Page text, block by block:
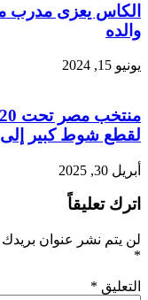
الكاس يعزى مدرب
والده
يونيو 15, 2024
لقطع شوط كبير إلى
أبريل 30, 2025
اترك تعليقاً
لن يتم نشر عنوان بريدك
*
التعليق *